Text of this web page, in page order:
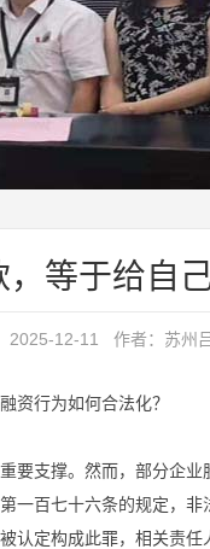
等于给自
2025-12-11 作者：苏州
资行为如何合法化？
要支撑。然而，部分企
一百七十六条的规定，
认定构成此罪，相关责